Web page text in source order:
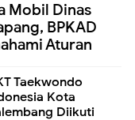
Mobil Dinas
BPKAD
Aturan
Taekwondo
Kota
Diikuti